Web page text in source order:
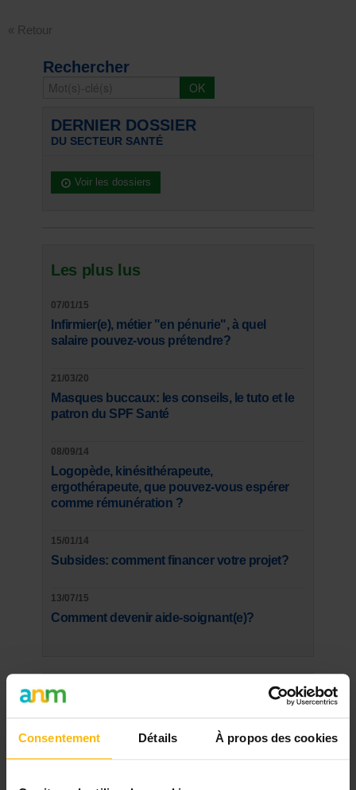
Consentement Détails À propos des cookies
« Retour
Rechercher
DERNIER DOSSIER
DU SECTEUR SANTÉ
Voir les dossiers
Les plus lus
07/01/15
Infirmier(e), métier "en pénurie", à quel
salaire pouvez-vous prétendre?
21/03/20
Masques buccaux: les conseils, le tuto et le
patron du SPF Santé
08/09/14
Logopède, kinésithérapeute,
ergothérapeute, que pouvez-vous espérer
comme rémunération ?
15/01/14
Subsides: comment financer votre projet?
13/07/15
Comment devenir aide-soignant(e)?
SUR LE FORUM
SANTÉ
Avis recherchés sur les outils numériques en
santé mentale